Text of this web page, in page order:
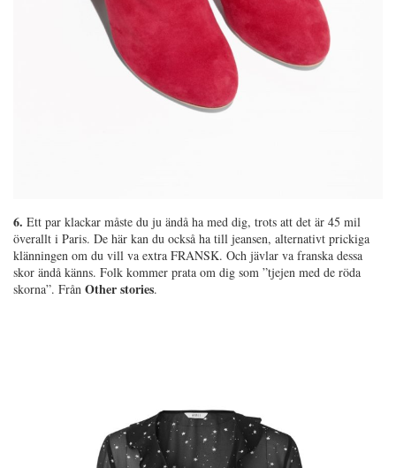
6. Ett par klackar måste du ju ändå ha med dig, trots att det är 45 mil
överallt i Paris. De här kan du också ha till jeansen, alternativt prickiga
klänningen om du vill va extra FRANSK. Och jävlar va franska dessa
skor ändå känns. Folk kommer prata om dig som ”tjejen med de röda
skorna”. Från Other stories.